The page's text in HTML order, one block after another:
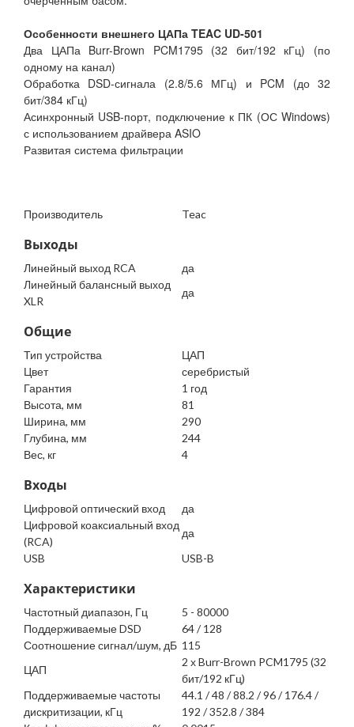
Особенности внешнего ЦАПа TEAC UD-501
Два ЦАПа Burr-Brown PCM1795 (32 бит/192 кГц) (по
одному на канал)
Обработка DSD-сигнала (2.8/5.6 МГц) и PCM (до 32
бит/384 кГц)
Асинхронный USB-порт, подключение к ПК (ОС Windows)
с использованием драйвера ASIO
Развитая система фильтрации
Производитель Teac
Выходы
Линейный выход RCA
да
Линейный балансный выход
XLR
да
Общие
Тип устройства
ЦАП
Цвет
серебристый
Гарантия
1 год
Высота, мм
81
Ширина, мм
290
Глубина, мм
244
Вес, кг
4
Входы
Цифровой оптический вход
да
Цифровой коаксиальный вход
(RCA)
да
USB
USB-B
Характеристики
Частотный диапазон, Гц
5 - 80000
Поддерживаемые DSD
64 / 128
Соотношение сигнал/шум, дБ 115
ЦАП
2 х Burr-Brown PCM1795 (32
бит/192 кГц)
Поддерживаемые частоты
дискритизации, кГц
44.1 / 48 / 88.2 / 96 / 176.4 /
192 / 352.8 / 384